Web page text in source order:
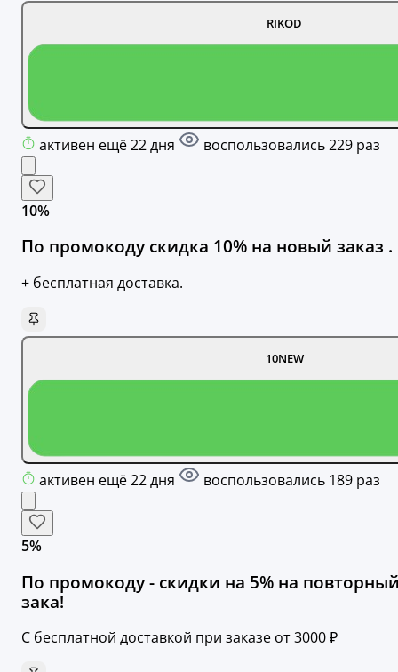
RIKOD
активен ещё 22 дня воспользовались 229 раз
10%
По промокоду скидка 10% на новый заказ .
+ бесплатная доставка.
10NEW
активен ещё 22 дня воспользовались 189 раз
5%
По промокоду - скидки на 5% на
зака!
С бесплатной доставкой при заказе от 3000 ₽